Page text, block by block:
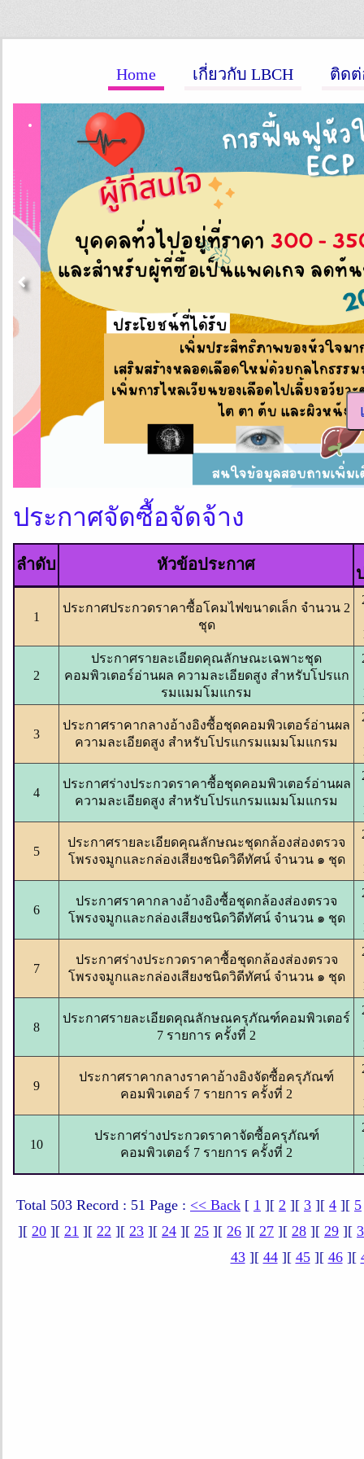
Home เกี่ยวกับ LBCH ติดต่
เข้า
ประกาศจัดซื้อจัดจ้าง
ลำดับ หัวข้อประกาศ
1
ประกาศประกวดราคาซื้อโคมไฟขนาดเล็ก จำนวน 2
ชุด
2
ประกาศรายละเอียดคุณลักษณะเฉพาะชุด
คอมพิวเตอร์อ่านผล ความละเอียดสูง สำหรับโปรแก
รมแมมโมแกรม
3
ประกาศราคากลางอ้างอิงซื้อชุดคอมพิวเตอร์อ่านผล
ความละเอียดสูง สำหรับโปรแกรมแมมโมแกรม
4
ประกาศร่างประกวดราคาซื้อชุดคอมพิวเตอร์อ่านผล
ความละเอียดสูง สำหรับโปรแกรมแมมโมแกรม
5
ประกาศรายละเอียดคุณลักษณะชุดกล้องส่องตรวจ
โพรงจมูกและกล่องเสียงชนิดวิดีทัศน์ จำนวน ๑ ชุด
6
ประกาศราคากลางอ้างอิงซื้อชุดกล้องส่องตรวจ
โพรงจมูกและกล่องเสียงชนิดวิดีทัศน์ จำนวน ๑ ชุด
7
ประกาศร่างประกวดราคาซื้อชุดกล้องส่องตรวจ
โพรงจมูกและกล่องเสียงชนิดวิดีทัศน์ จำนวน ๑ ชุด
8
ประกาศรายละเอียดคุณลักษณครุภัณฑ์คอมพิวเตอร์
7 รายการ ครั้งที่ 2
9
ประกาศราคากลางราคาอ้างอิงจัดซื้อครุภัณฑ์
คอมพิวเตอร์ 7 รายการ ครั้งที่ 2
10
ประกาศร่างประกวดราคาจัดซื้อครุภัณฑ์
คอมพิวเตอร์ 7 รายการ ครั้งที่ 2
Total 503 Record : 51 Page : << Back [ 1 ][ 2 ][ 3 ][ 4 ][ 5
][ 20 ][ 21 ][ 22 ][ 23 ][ 24 ][ 25 ][ 26 ][ 27 ][ 28 ][ 29 ][
43][ 44][ 45][ 46][